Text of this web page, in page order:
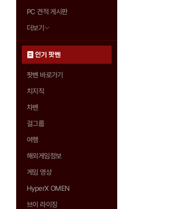
PC 견적 게시판
더보기
인기 팟벤
팟벤 바로가기
치지직
차벤
걸그룹
여행
해외게임정보
게임 영상
HyperX OMEN
브이 라이징